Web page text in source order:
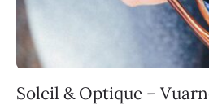
Soleil & Optique –